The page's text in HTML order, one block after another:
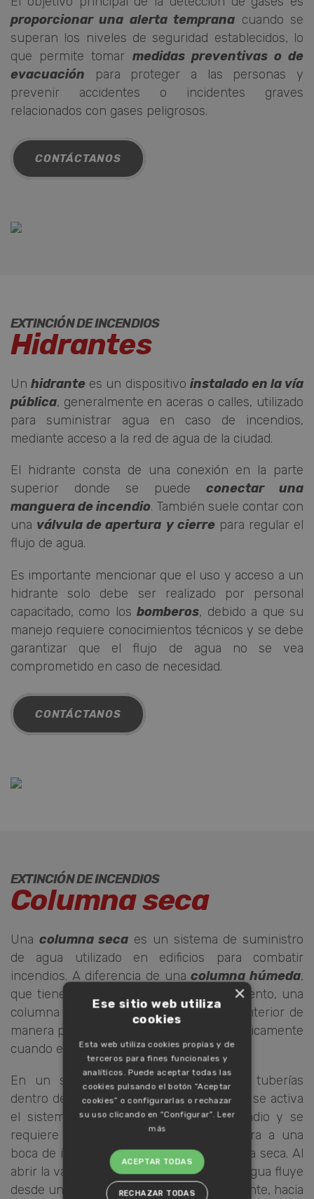
proporcionar una alerta temprana cuando se
superan los niveles de seguridad establecidos, lo
que permite tomar medidas preventivas o de
evacuación para proteger a las personas y
prevenir accidentes o incidentes graves
relacionados con gases peligrosos.
CONTÁCTANOS
EXTINCIÓN DE INCENDIOS
Hidrantes
Unhidrante es un dispositivo instalado en la vía
pública, generalmente en aceras o calles, utilizado
para suministrar agua en caso de incendios,
mediante acceso a la red de agua de la ciudad.
El hidrante consta de una conexión en la parte
superior donde se puede conectar una
manguera de incendio. También suele contar con
una válvula de apertura y cierrepara regular el
flujo de agua.
Es importante mencionar que el uso y acceso a un
hidrante solo debe ser realizado por personal
capacitado, como losbomberos, debido a que su
manejo requiere conocimientos técnicos y se debe
garantizar que el flujo de agua no se vea
comprometido en caso de necesidad.
CONTÁCTANOS
EXTINCIÓN DE INCENDIOS
Columna seca
Una columna seca es un sistema de suministro
de agua utilizado en edificios para combatir
incendios. A diferencia de unacolumna húmeda,
que tiene agua disponible en todo momento, una
columna seca no contiene agua en su interior de
manera permanente, sino que se llena únicamente
cuando es necesario.
En un sistema de columna seca, las tuberías
dentro del edificio están vacías hasta que se activa
el sistema. Cuando se detecta un incendio y se
requiere agua, se conecta una manguera a una
boca de incendio en la base de la columna seca. Al
abrir la válvula en la boca de incendio, el agua fluye
desde una fuente externa, como un hidrante, hacia
×
Ese sitio web utiliza
cookies
Esta web utiliza cookies propias y de
terceros para fines funcionales y
analíticos. Puede aceptar todas las
cookies pulsando el botón “Aceptar
cookies” o configurarlas o rechazar
su uso clicando en “Configurar”. Leer
más
ACEPTAR TODAS
RECHAZAR TODAS